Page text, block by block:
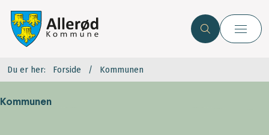
Du er her: Forside Kommunen
Kommunen